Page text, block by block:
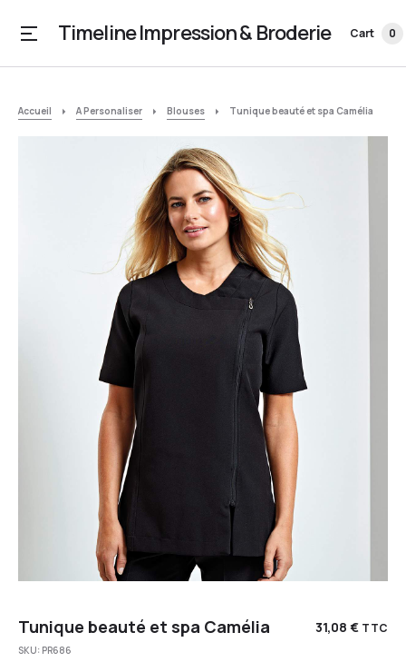
Timeline Impression & Broderie Cart 0
Accueil A Personaliser Blouses Tunique beauté et spa Camélia
Tunique beauté et spa Camélia 31,08 € TTC
SKU: PR686